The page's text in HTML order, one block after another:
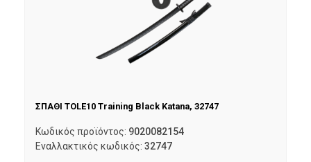
ΣΠΑΘΙ TOLE10 Training Black Katana, 32747
Κωδικός προϊόντος: 9020082154
Εναλλακτικός κωδικός: 32747